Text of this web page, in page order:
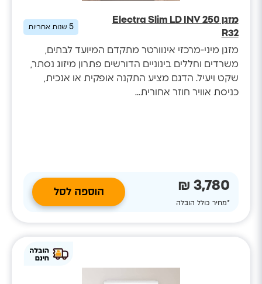
מזגן Electra Slim LD INV 250
R32
5שנות אחריות
מזגן מיני-מרכזי אינוורטר מתקדם המיועד לבתים,
משרדים וחללים בינוניים הדורשים פתרון מיזוג נסתר,
שקט ויעיל. הדגם מציע התקנה אופקית או אנכית,
כניסת אוויר חוזר אחורית...
3,780 ₪
*מחיר כולל הובלה
הוספה לסל